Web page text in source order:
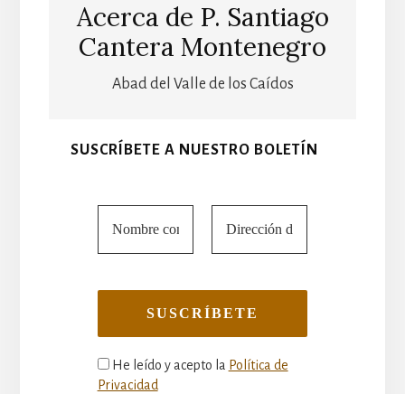
Acerca de P. Santiago
Cantera Montenegro
Abad del Valle de los Caídos
SUSCRÍBETE A NUESTRO BOLETÍN
He leído y acepto la Política de
Privacidad